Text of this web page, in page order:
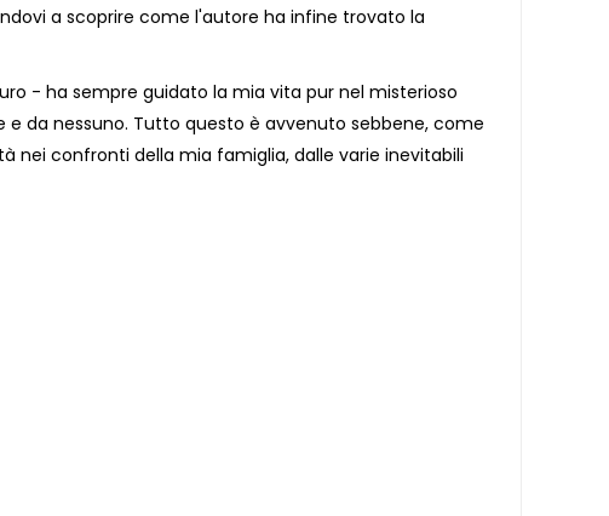
a scoprire come l'autore ha infine trovato la
- ha sempre guidato la mia vita pur nel misterioso
da nessuno. Tutto questo è avvenuto sebbene, come
nei confronti della mia famiglia, dalle varie inevitabili